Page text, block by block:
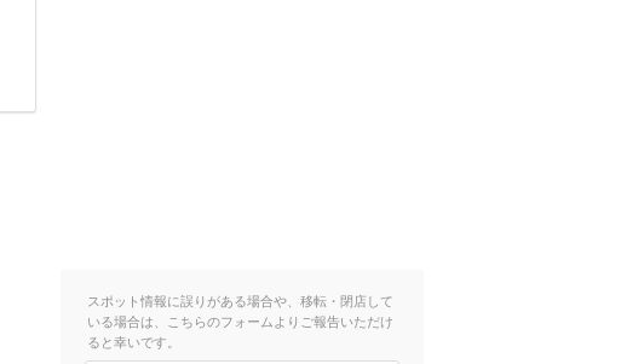
スポット情報に誤りがある場合や、移転・閉店して
いる場合は、こちらのフォームよりご報告いただけ
ると幸いです。